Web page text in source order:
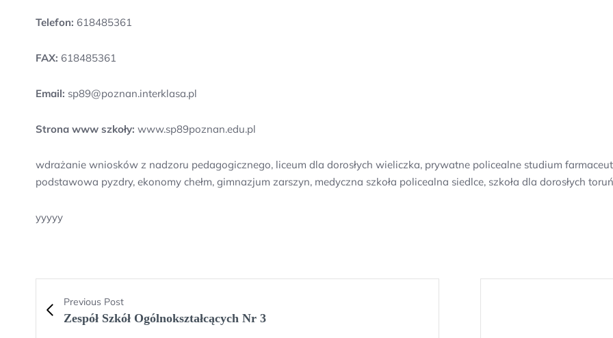
Telefon: 618485361
FAX: 618485361
Email: sp89@poznan.interklasa.pl
Strona www szkoły: www.sp89poznan.edu.pl
wdrażanie wniosków z nadzoru pedagogicznego, liceum dla dorosłych wieliczka, prywatne policealne studium
podstawowa pyzdry, ekonomy chełm, gimnazjum zarszyn, medyczna szkoła policealna siedlce, szkoła dla dorosłych toruń
yyyyy
Previous Post
Zespół Szkół Ogólnokształcących Nr 3